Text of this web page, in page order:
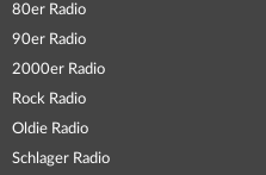
80er Radio
90er Radio
2000er Radio
Rock Radio
Oldie Radio
Schlager Radio